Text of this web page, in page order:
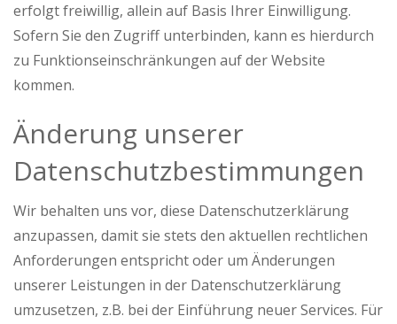
erfolgt freiwillig, allein auf Basis Ihrer Einwilligung.
Sofern Sie den Zugriff unterbinden, kann es hierdurch
zu Funktionseinschränkungen auf der Website
kommen.
Änderung unserer
Datenschutzbestimmungen
Wir behalten uns vor, diese Datenschutzerklärung
anzupassen, damit sie stets den aktuellen rechtlichen
Anforderungen entspricht oder um Änderungen
unserer Leistungen in der Datenschutzerklärung
umzusetzen, z.B. bei der Einführung neuer Services. Für